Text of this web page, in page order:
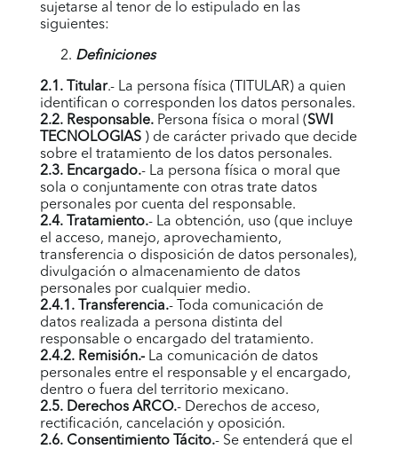
sujetarse al tenor de lo estipulado en las
siguientes:
Definiciones
2.1. Titular.- La persona física (TITULAR) a quien
identifican o corresponden los datos personales.
2.2. Responsable.Persona física o moral (SWI
TECNOLOGIAS ) de carácter privado que decide
sobre el tratamiento de los datos personales.
2.3. Encargado.- La persona física o moral que
sola o conjuntamente con otras trate datos
personales por cuenta del responsable.
2.4. Tratamiento.- La obtención, uso (que incluye
el acceso, manejo, aprovechamiento,
transferencia o disposición de datos personales),
divulgación o almacenamiento de datos
personales por cualquier medio.
2.4.1. Transferencia.- Toda comunicación de
datos realizada a persona distinta del
responsable o encargado del tratamiento.
2.4.2. Remisión.-La comunicación de datos
personales entre el responsable y el encargado,
dentro o fuera del territorio mexicano.
2.5. Derechos ARCO.- Derechos de acceso,
rectificación, cancelación y oposición.
2.6. Consentimiento Tácito.- Se entenderá que el